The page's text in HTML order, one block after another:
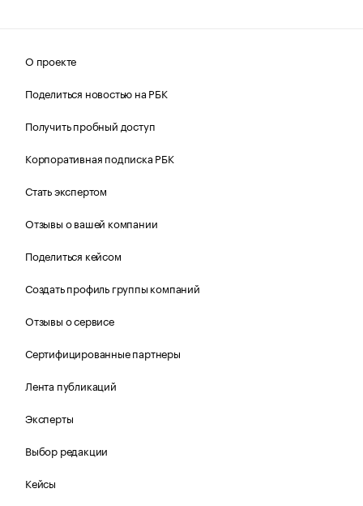
О проекте
Поделиться новостью на РБК
Получить пробный доступ
Корпоративная подписка РБК
Стать экспертом
Отзывы о вашей компании
Поделиться кейсом
Создать профиль группы компаний
Отзывы о сервисе
Сертифицированные партнеры
Лента публикаций
Эксперты
Выбор редакции
Кейсы